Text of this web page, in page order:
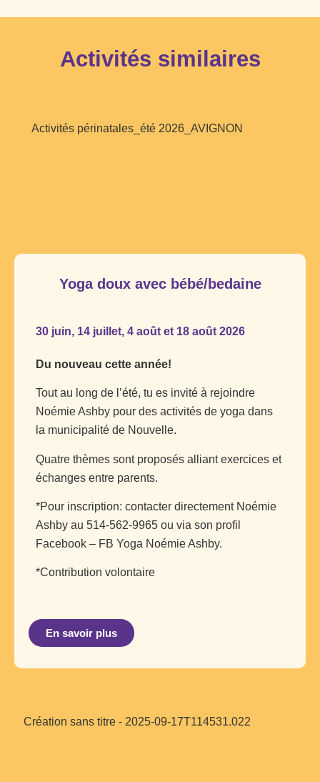
Activités similaires
Yoga doux avec bébé/bedaine
30 juin, 14 juillet, 4 août et 18 août 2026
Du nouveau cette année!
Tout au long de l’été, tu es invité à rejoindre
Noémie Ashby pour des activités de yoga dans
la municipalité de Nouvelle.
Quatre thèmes sont proposés alliant exercices et
échanges entre parents.
*Pour inscription: contacter directement Noémie
Ashby au 514-562-9965 ou via son profil
Facebook – FB Yoga Noémie Ashby.
*Contribution volontaire
En savoir plus